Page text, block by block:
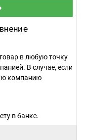
в любую точку
В случае, если
компанию
в банке.